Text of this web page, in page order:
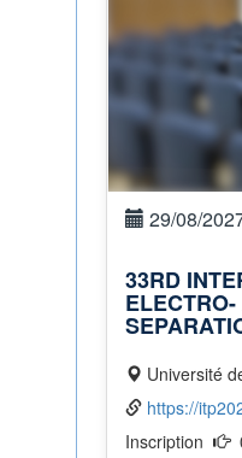
29/08/
33RD
Université
https://